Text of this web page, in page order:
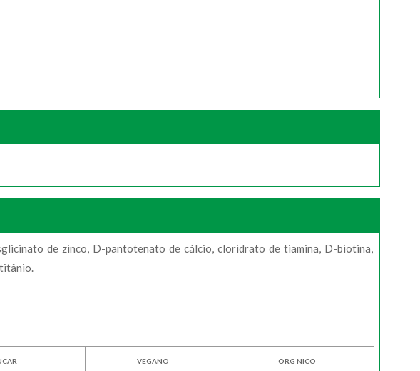
de zinco, D-pantotenato de cálcio, cloridrato de tiamina, D-biotina,
VEGANO ORG NICO